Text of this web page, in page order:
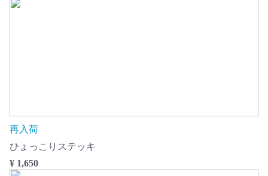
再入荷
ひょっこりステッキ
¥ 1,650